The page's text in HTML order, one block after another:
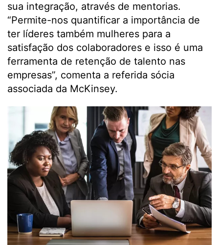
sua integração, através de mentorias.
“Permite-nos quantificar a importância de
ter líderes também mulheres para a
satisfação dos colaboradores e isso é uma
ferramenta de retenção de talento nas
empresas”, comenta a referida sócia
associada da McKinsey.